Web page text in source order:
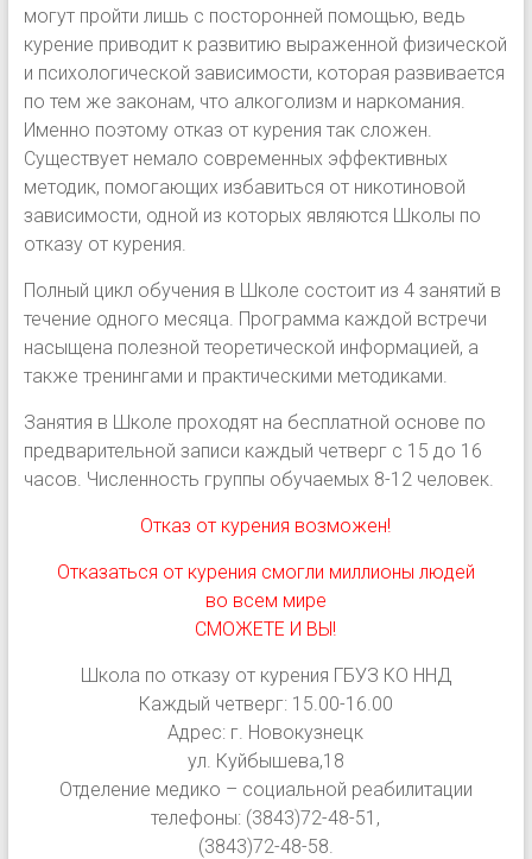
могут пройти лишь с посторонней помощью, ведь
курение приводит к развитию выраженной физической
и психологической зависимости, которая развивается
по тем же законам, что алкоголизм и наркомания.
Именно поэтому отказ от курения так сложен.
Существует немало современных эффективных
методик, помогающих избавиться от никотиновой
зависимости, одной из которых являются Школы по
отказу от курения.
Полный цикл обучения в Школе состоит из 4 занятий в
течение одного месяца. Программа каждой встречи
насыщена полезной теоретической информацией, а
также тренингами и практическими методиками.
Занятия в Школе проходят на бесплатной основе по
предварительной записи каждый четверг с 15 до 16
часов. Численность группы обучаемых 8-12 человек.
Отказ от курения возможен!
Отказаться от курения смогли миллионы людей
во всем мире
СМОЖЕТЕ И ВЫ!
Школа по отказу от курения ГБУЗ КО ННД
Каждый четверг: 15.00-16.00
Адрес: г. Новокузнецк
ул. Куйбышева,18
Отделение медико – социальной реабилитации
телефоны: (3843)72-48-51,
(3843)72-48-58.